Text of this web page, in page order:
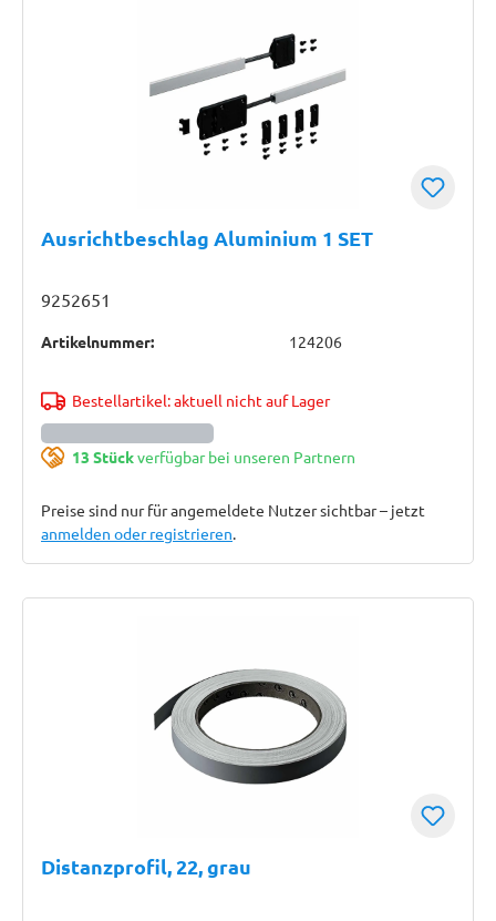
Ausrichtbeschlag Aluminium 1 SET
9252651
Artikelnummer: 124206
Bestellartikel: aktuell nicht auf Lager
13 Stückverfügbar bei unseren Partnern
Preise sind nur für angemeldete Nutzer sichtbar – jetzt
anmelden oder registrieren.
Distanzprofil, 22, grau